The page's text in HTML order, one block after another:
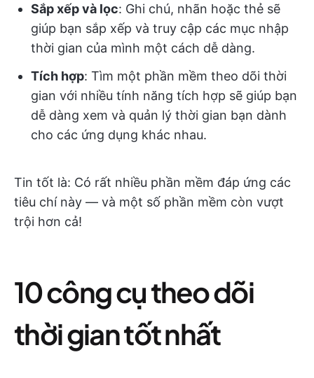
Sắp xếp và lọc: Ghi chú, nhãn hoặc thẻ sẽ
giúp bạn sắp xếp và truy cập các mục nhập
thời gian của mình một cách dễ dàng.
Tích hợp: Tìm một phần mềm theo dõi thời
gian với nhiều tính năng tích hợp sẽ giúp bạn
dễ dàng xem và quản lý thời gian bạn dành
cho các ứng dụng khác nhau.
Tin tốt là: Có rất nhiều phần mềm đáp ứng các
tiêu chí này — và một số phần mềm còn vượt
trội hơn cả!
10 công cụ theo dõi
thời gian tốt nhất